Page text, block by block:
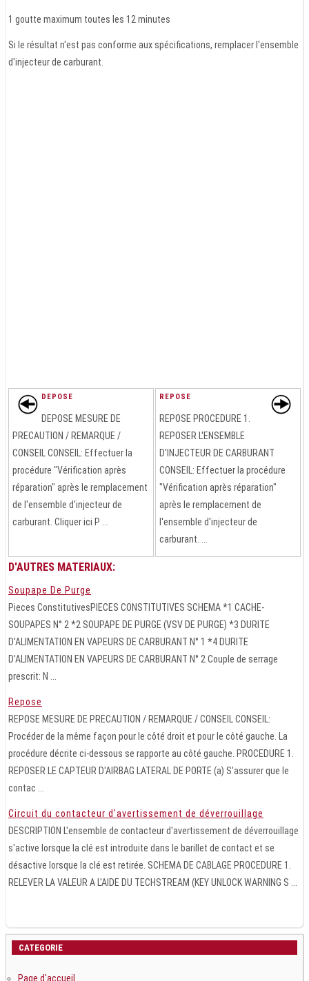
1 goutte maximum toutes les 12 minutes
Si le résultat n'est pas conforme aux spécifications, remplacer l'ensemble
d'injecteur de carburant.
DEPOSE
DEPOSE MESURE DE
PRECAUTION / REMARQUE /
CONSEIL CONSEIL: Effectuer la
procédure "Vérification après
réparation" après le remplacement
de l'ensemble d'injecteur de
carburant. Cliquer ici P ...
REPOSE
REPOSE PROCEDURE 1.
REPOSER L'ENSEMBLE
D'INJECTEUR DE CARBURANT
CONSEIL: Effectuer la procédure
"Vérification après réparation"
après le remplacement de
l'ensemble d'injecteur de
carburant. ...
D'AUTRES MATERIAUX:
Soupape De Purge
Pieces ConstitutivesPIECES CONSTITUTIVES SCHEMA *1 CACHE-
SOUPAPES N° 2 *2 SOUPAPE DE PURGE (VSV DE PURGE) *3 DURITE
D'ALIMENTATION EN VAPEURS DE CARBURANT N° 1 *4 DURITE
D'ALIMENTATION EN VAPEURS DE CARBURANT N° 2 Couple de serrage
prescrit: N ...
Repose
REPOSE MESURE DE PRECAUTION / REMARQUE / CONSEIL CONSEIL:
Procéder de la même façon pour le côté droit et pour le côté gauche. La
procédure décrite ci-dessous se rapporte au côté gauche. PROCEDURE 1.
REPOSER LE CAPTEUR D'AIRBAG LATERAL DE PORTE (a) S'assurer que le
contac ...
Circuit du contacteur d'avertissement de déverrouillage
DESCRIPTION L'ensemble de contacteur d'avertissement de déverrouillage
s'active lorsque la clé est introduite dans le barillet de contact et se
désactive lorsque la clé est retirée. SCHEMA DE CABLAGE PROCEDURE 1.
RELEVER LA VALEUR A L'AIDE DU TECHSTREAM (KEY UNLOCK WARNING S ...
CATEGORIE
Page d'accueil